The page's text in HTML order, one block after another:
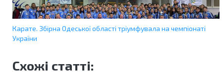
Карате. Збірна Одеської області тріумфувала на чемпіонаті
України
Схожі статті: